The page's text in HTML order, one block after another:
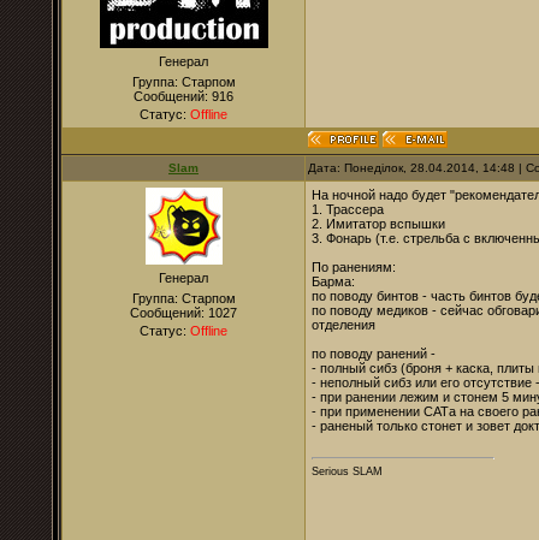
Генерал
Группа: Старпом
Сообщений: 916
Статус: Offline
Slam Дата: Понеділок, 28.04.2014, 14:48 |
Генерал
Группа: Старпом
Сообщений: 1027
Статус: Offline
На ночной надо будет
1. Трассера
2. Имитатор вспышки
3. Фонарь (т.е. стрельба с
По ранениям:
Барма:
по поводу бинтов - часть бинтов
по поводу медиков - сейчас
отделения
по поводу ранений -
- полный сибз (броня + каска,
- неполный сибз или его отсутствие
- при ранении лежим и стонем 5
- при применении САТа на своего
- раненый только стонет и зовет
Serious SLAM